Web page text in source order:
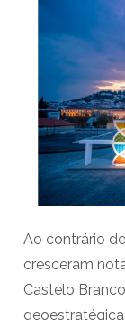
Ao contrário
cresceram
Castelo